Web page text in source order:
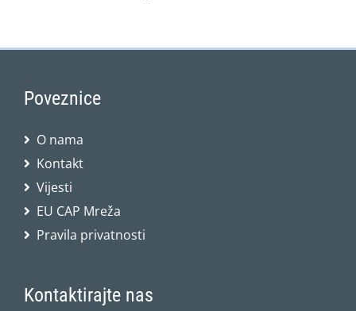
Poveznice
O nama
Kontakt
Vijesti
EU CAP Mreža
Pravila privatnosti
Kontaktirajte nas